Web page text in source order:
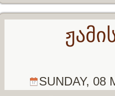
SUNDAY, 08